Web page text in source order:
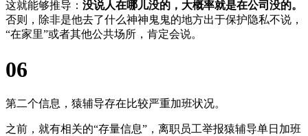
这就能够推导： 没说人在哪儿没的，大概率就是在公司没的。
否则，除非是他去了什么神神鬼鬼的地方出于保护隐私不说，
“在家里”或者其他公共场所，肯定会说。
06
第二个信息，猿辅导存在比较严重加班状况。
之前，就有相关的“存量信息”，离职员工举报猿辅导单日加班